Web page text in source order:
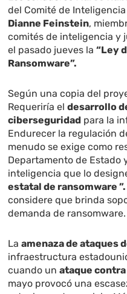
del Comité de
Dianne Feinstein,
comités de inteligencia y
el pasado jueves la“Ley
Ransomware”.
Según una copia del
Requeriría eldesarrollo
ciberseguridad para la
Endurecer la regulación
menudo se exige como
Departamento de Estado
inteligencia que lo
estatal de ransomware ”.
considere que brinda
demanda de ransomware.
Laamenaza de ataques
infraestructura
cuando unataque
mayo provocó una